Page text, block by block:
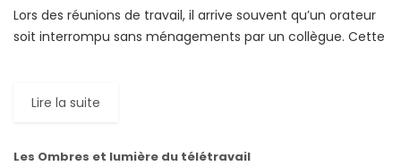
Lors des réunions de travail, il arrive souvent qu’un orateur
soit interrompu sans ménagements par un collègue. Cette
Lire la suite
Les Ombres et lumière du télétravail